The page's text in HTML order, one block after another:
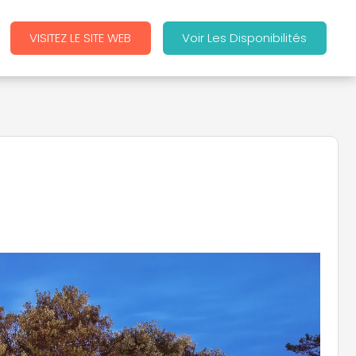
VISITEZ LE SITE WEB Voir Les Disponibilités